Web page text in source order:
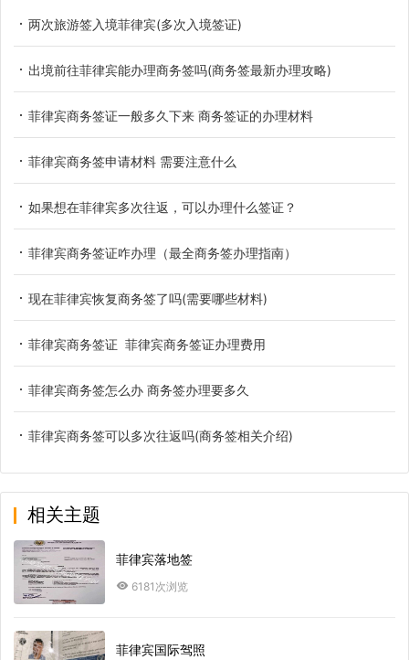
两次旅游签入境菲律宾(多次入境签证)
出境前往菲律宾能办理商务签吗(商务签最新办理攻略)
菲律宾商务签证一般多久下来 商务签证的办理材料
菲律宾商务签申请材料 需要注意什么
如果想在菲律宾多次往返，可以办理什么签证？
菲律宾商务签证咋办理（最全商务签办理指南）
现在菲律宾恢复商务签了吗(需要哪些材料)
菲律宾商务签证 菲律宾商务签证办理费用
菲律宾商务签怎么办 商务签办理要多久
菲律宾商务签可以多次往返吗(商务签相关介绍)
相关主题
菲律宾落地签
6181次浏览
菲律宾国际驾照